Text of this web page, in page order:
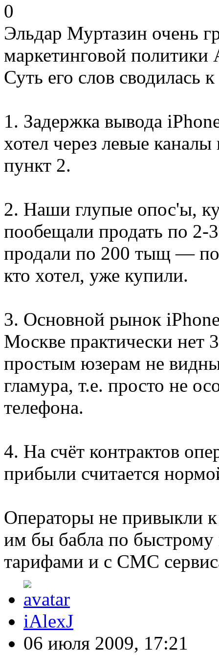
0
Эльдар Муртазин очень
маркетинговой политики
Суть его слов сводилась
1. Задержка вывода
хотел через левые
пункт 2.
2. Наши глупые опос'ы,
пообещали продать по 2-
продали по 200 тыщ —
кто хотел, уже купили.
3. Основной рынок
Москве практически
простым юзерам не
гламура, т.е. просто не
телефона.
4. На счёт контрактов
прибыли считается
Операторы не привыкли
им бы бабла по быстрому
тарифами и с СМС
iAlexJ
06 июля 2009, 17:21